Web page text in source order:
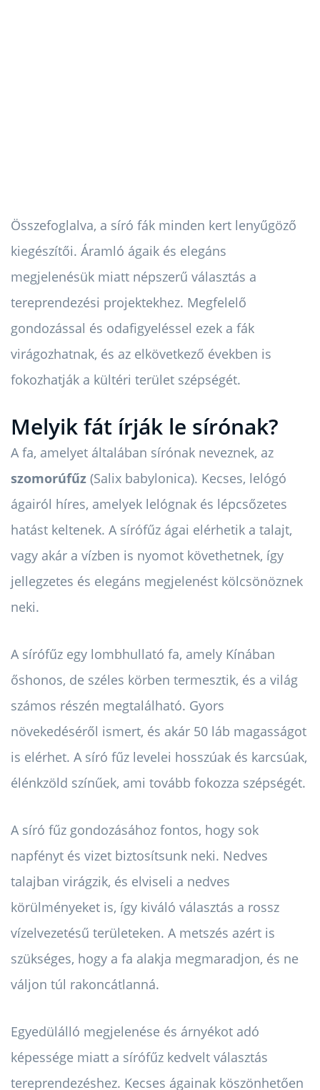
Összefoglalva, a síró fák minden kert lenyűgöző
kiegészítői. Áramló ágaik és elegáns
megjelenésük miatt népszerű választás a
tereprendezési projektekhez. Megfelelő
gondozással és odafigyeléssel ezek a fák
virágozhatnak, és az elkövetkező években is
fokozhatják a kültéri terület szépségét.
Melyik fát írják le sírónak?
A fa, amelyet általában sírónak neveznek, az
szomorúfűz (Salix babylonica). Kecses, lelógó
ágairól híres, amelyek lelógnak és lépcsőzetes
hatást keltenek. A sírófűz ágai elérhetik a talajt,
vagy akár a vízben is nyomot követhetnek, így
jellegzetes és elegáns megjelenést kölcsönöznek
neki.
A sírófűz egy lombhullató fa, amely Kínában
őshonos, de széles körben termesztik, és a világ
számos részén megtalálható. Gyors
növekedéséről ismert, és akár 50 láb magasságot
is elérhet. A síró fűz levelei hosszúak és karcsúak,
élénkzöld színűek, ami tovább fokozza szépségét.
A síró fűz gondozásához fontos, hogy sok
napfényt és vizet biztosítsunk neki. Nedves
talajban virágzik, és elviseli a nedves
körülményeket is, így kiváló választás a rossz
vízelvezetésű területeken. A metszés azért is
szükséges, hogy a fa alakja megmaradjon, és ne
váljon túl rakoncátlanná.
Egyedülálló megjelenése és árnyékot adó
képessége miatt a sírófűz kedvelt választás
tereprendezéshez. Kecses ágainak köszönhetően